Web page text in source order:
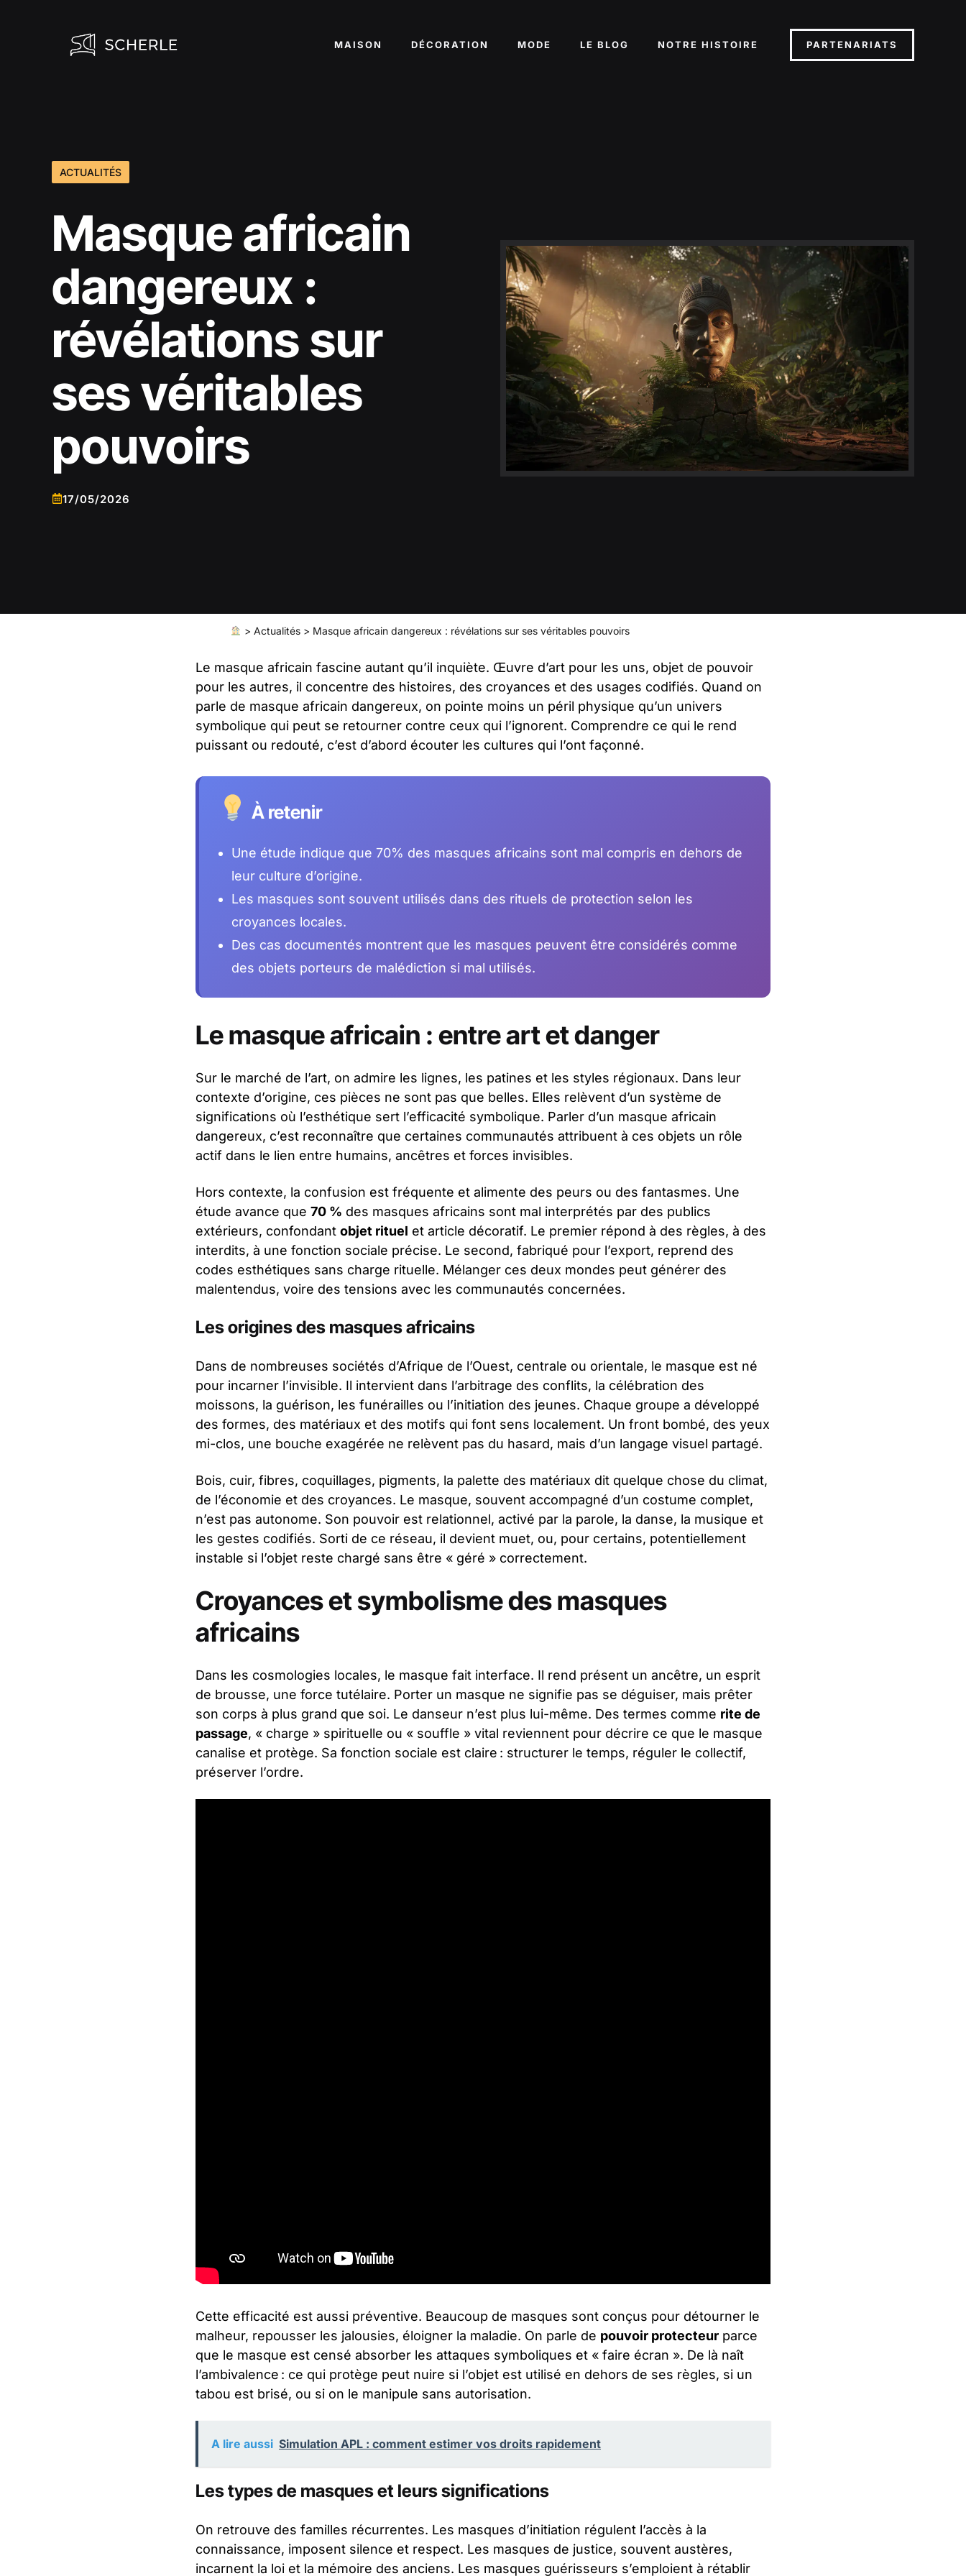
MAISON DÉCORATION MODE LE BLOG NOTRE HISTOIRE PARTENARIATS
ACTUALITÉS
Masque africain
dangereux :
révélations sur
ses véritables
pouvoirs
17/05/2026
> Actualités> Masque africain dangereux : révélations sur ses véritables pouvoirs
Le masque africain fascine autant qu’il inquiète. Œuvre d’art pour les uns, objet de pouvoir
pour les autres, il concentre des histoires, des croyances et des usages codifiés. Quand on
parle de masque africain dangereux, on pointe moins un péril physique qu’un univers
symbolique qui peut se retourner contre ceux qui l’ignorent. Comprendre ce qui le rend
puissant ou redouté, c’est d’abord écouter les cultures qui l’ont façonné.
À retenir
Une étude indique que 70% des masques africains sont mal compris en dehors de
leur culture d’origine.
Les masques sont souvent utilisés dans des rituels de protection selon les
croyances locales.
Des cas documentés montrent que les masques peuvent être considérés comme
des objets porteurs de malédiction si mal utilisés.
Le masque africain : entre art et danger
Sur le marché de l’art, on admire les lignes, les patines et les styles régionaux. Dans leur
contexte d’origine, ces pièces ne sont pas que belles. Elles relèvent d’un système de
significations où l’esthétique sert l’efficacité symbolique. Parler d’un masque africain
dangereux, c’est reconnaître que certaines communautés attribuent à ces objets un rôle
actif dans le lien entre humains, ancêtres et forces invisibles.
Hors contexte, la confusion est fréquente et alimente des peurs ou des fantasmes. Une
étude avance que 70 % des masques africains sont mal interprétés par des publics
extérieurs, confondant objet rituel et article décoratif. Le premier répond à des règles, à des
interdits, à une fonction sociale précise. Le second, fabriqué pour l’export, reprend des
codes esthétiques sans charge rituelle. Mélanger ces deux mondes peut générer des
malentendus, voire des tensions avec les communautés concernées.
Les origines des masques africains
Dans de nombreuses sociétés d’Afrique de l’Ouest, centrale ou orientale, le masque est né
pour incarner l’invisible. Il intervient dans l’arbitrage des conflits, la célébration des
moissons, la guérison, les funérailles ou l’initiation des jeunes. Chaque groupe a développé
des formes, des matériaux et des motifs qui font sens localement. Un front bombé, des yeux
mi-clos, une bouche exagérée ne relèvent pas du hasard, mais d’un langage visuel partagé.
Bois, cuir, fibres, coquillages, pigments, la palette des matériaux dit quelque chose du climat,
de l’économie et des croyances. Le masque, souvent accompagné d’un costume complet,
n’est pas autonome. Son pouvoir est relationnel, activé par la parole, la danse, la musique et
les gestes codifiés. Sorti de ce réseau, il devient muet, ou, pour certains, potentiellement
instable si l’objet reste chargé sans être « géré » correctement.
Croyances et symbolisme des masques
africains
Dans les cosmologies locales, le masque fait interface. Il rend présent un ancêtre, un esprit
de brousse, une force tutélaire. Porter un masque ne signifie pas se déguiser, mais prêter
son corps à plus grand que soi. Le danseur n’est plus lui-même. Des termes comme rite de
passage, « charge » spirituelle ou « souffle » vital reviennent pour décrire ce que le masque
canalise et protège. Sa fonction sociale est claire : structurer le temps, réguler le collectif,
préserver l’ordre.
Cette efficacité est aussi préventive. Beaucoup de masques sont conçus pour détourner le
malheur, repousser les jalousies, éloigner la maladie. On parle de pouvoir protecteur parce
que le masque est censé absorber les attaques symboliques et « faire écran ». De là naît
l’ambivalence : ce qui protège peut nuire si l’objet est utilisé en dehors de ses règles, si un
tabou est brisé, ou si on le manipule sans autorisation.
A lire aussi Simulation APL : comment estimer vos droits rapidement
Les types de masques et leurs significations
On retrouve des familles récurrentes. Les masques d’initiation régulent l’accès à la
connaissance, imposent silence et respect. Les masques de justice, souvent austères,
incarnent la loi et la mémoire des anciens. Les masques guérisseurs s’emploient à rétablir